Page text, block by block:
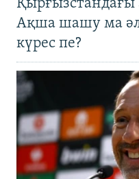
Қырғызстандағы
Ақша шашу ма
күрес пе?